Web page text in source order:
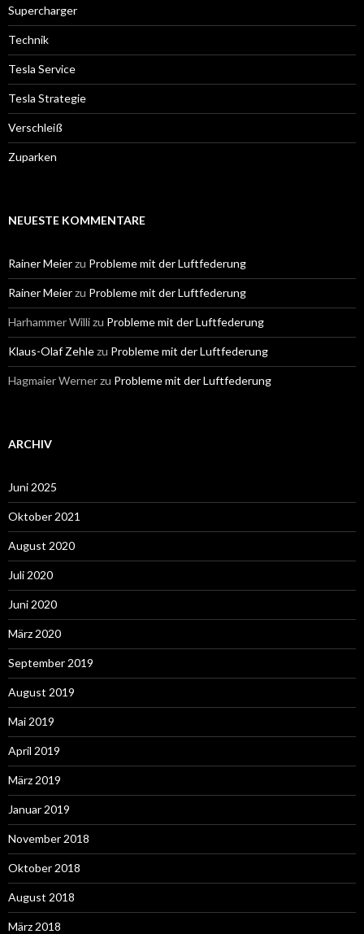
Supercharger
Technik
Tesla Service
Tesla Strategie
Verschleiß
Zuparken
NEUESTE KOMMENTARE
Rainer Meierzu Probleme mit der Luftfederung
Rainer Meierzu Probleme mit der Luftfederung
Harhammer Willizu Probleme mit der Luftfederung
Klaus-Olaf Zehlezu Probleme mit der Luftfederung
Hagmaier Wernerzu Probleme mit der Luftfederung
ARCHIV
Juni 2025
Oktober 2021
August 2020
Juli 2020
Juni 2020
März 2020
September 2019
August 2019
Mai 2019
April 2019
März 2019
Januar 2019
November 2018
Oktober 2018
August 2018
März 2018